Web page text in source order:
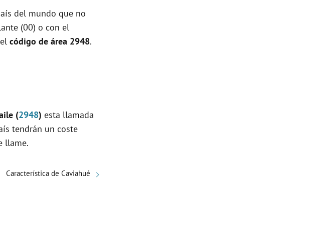
del mundo que no
(00) o con el
código de área 2948.
(2948) esta llamada
tendrán un coste
llame.
Característica de Caviahué